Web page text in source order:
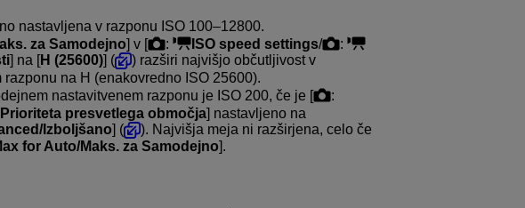
nastavljena v razponu ISO 100–12800.
za Samodejno] v [ : ISO speed settings/
:
] na [H (25600)] (
) razširi najvišjo občutljivost v
na H (enakovredno ISO 25600).
nastavitvenem razponu je ISO 200, če je [
:
Prioriteta presvetlega območja] nastavljeno na
Izboljšano] (
). Najvišja meja ni razširjena, celo če
for Auto/Maks. za Samodejno].